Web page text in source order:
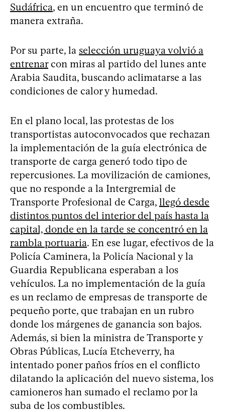
Sudáfrica, en un encuentro que terminó de
manera extraña.
Por su parte, la selección uruguaya volvió a
entrenarcon miras al partido del lunes ante
Arabia Saudita, buscando aclimatarse a las
condiciones de calor y humedad.
En el plano local, las protestas de los
transportistas autoconvocados que rechazan
la implementación de la guía electrónica de
transporte de carga generó todo tipo de
repercusiones. La movilización de camiones,
que no responde a la Intergremial de
Transporte Profesional de Carga, llegó desde
distintos puntos del interior del país hasta la
capital, donde en la tarde se concentró en la
rambla portuaria. En ese lugar, efectivos de la
Policía Caminera, la Policía Nacional y la
Guardia Republicana esperaban a los
vehículos. La no implementación de la guía
es un reclamo de empresas de transporte de
pequeño porte, que trabajan en un rubro
donde los márgenes de ganancia son bajos.
Además, si bien la ministra de Transporte y
Obras Públicas, Lucía Etcheverry, ha
intentado poner paños fríos en el conflicto
dilatando la aplicación del nuevo sistema, los
camioneros han sumado el reclamo por la
suba de los combustibles.